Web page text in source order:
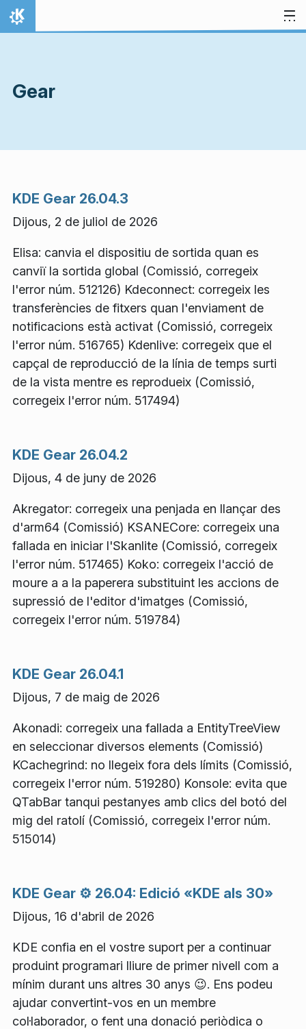
Salta al contingut
Inici
Gear
KDE Gear 26.04.3
Dijous, 2 de juliol de 2026
Elisa: canvia el dispositiu de sortida quan es
canviï la sortida global (Comissió, corregeix
l'error núm. 512126) Kdeconnect: corregeix les
transferències de fitxers quan l'enviament de
notificacions està activat (Comissió, corregeix
l'error núm. 516765) Kdenlive: corregeix que el
capçal de reproducció de la línia de temps surti
de la vista mentre es reprodueix (Comissió,
corregeix l'error núm. 517494)
KDE Gear 26.04.2
Dijous, 4 de juny de 2026
Akregator: corregeix una penjada en llançar des
d'arm64 (Comissió) KSANECore: corregeix una
fallada en iniciar l'Skanlite (Comissió, corregeix
l'error núm. 517465) Koko: corregeix l'acció de
moure a a la paperera substituint les accions de
supressió de l'editor d'imatges (Comissió,
corregeix l'error núm. 519784)
KDE Gear 26.04.1
Dijous, 7 de maig de 2026
Akonadi: corregeix una fallada a EntityTreeView
en seleccionar diversos elements (Comissió)
KCachegrind: no llegeix fora dels límits (Comissió,
corregeix l'error núm. 519280) Konsole: evita que
QTabBar tanqui pestanyes amb clics del botó del
mig del ratolí (Comissió, corregeix l'error núm.
515014)
KDE Gear ⚙️ 26.04: Edició «KDE als 30»
Dijous, 16 d'abril de 2026
KDE confia en el vostre suport per a continuar
produint programari lliure de primer nivell com a
mínim durant uns altres 30 anys 😉. Ens podeu
ajudar convertint-vos en un membre
col·laborador, o fent una donació periòdica o